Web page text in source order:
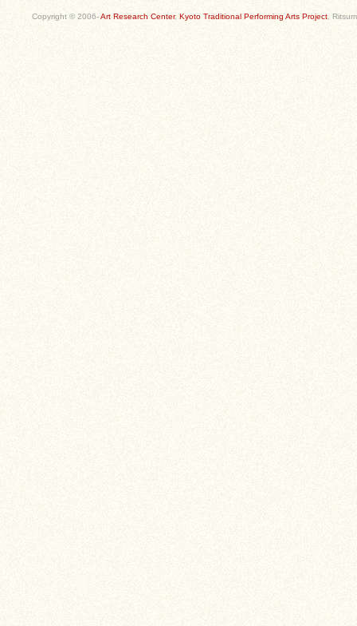
Copyright © 2006-Art Research Center, Kyoto Traditional Performing Arts Project ,